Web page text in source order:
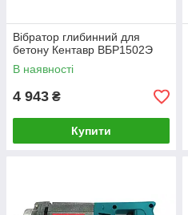
Вібратор глибинний для
бетону Кентавр ВБР1502Э
В наявності
4 943 ₴
Купити